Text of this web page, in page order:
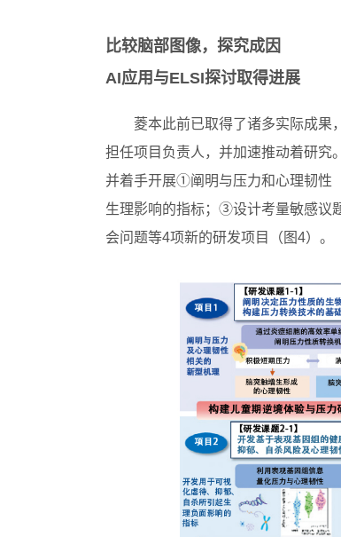
比较脑部图像，探究成因
AI应用与ELSI探讨取得进展
菱本此前已取得了诸多实际成果
担任项目负责人，并加速推动着研究
并着手开展①阐明与压力和心理韧性
生理影响的指标；③设计考量敏感议
会问题等4项新的研发项目（图4）。